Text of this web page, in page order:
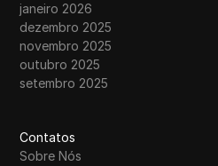
janeiro 2026
dezembro 2025
novembro 2025
outubro 2025
setembro 2025
Contatos
Sobre Nós